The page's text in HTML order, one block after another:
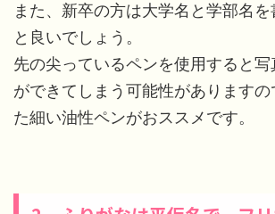
また、新卒の方は大学名と学部名
と良いでしょう。
先の尖っているペンを使用すると
ができてしまう可能性があります
た細い油性ペンがおススメです。